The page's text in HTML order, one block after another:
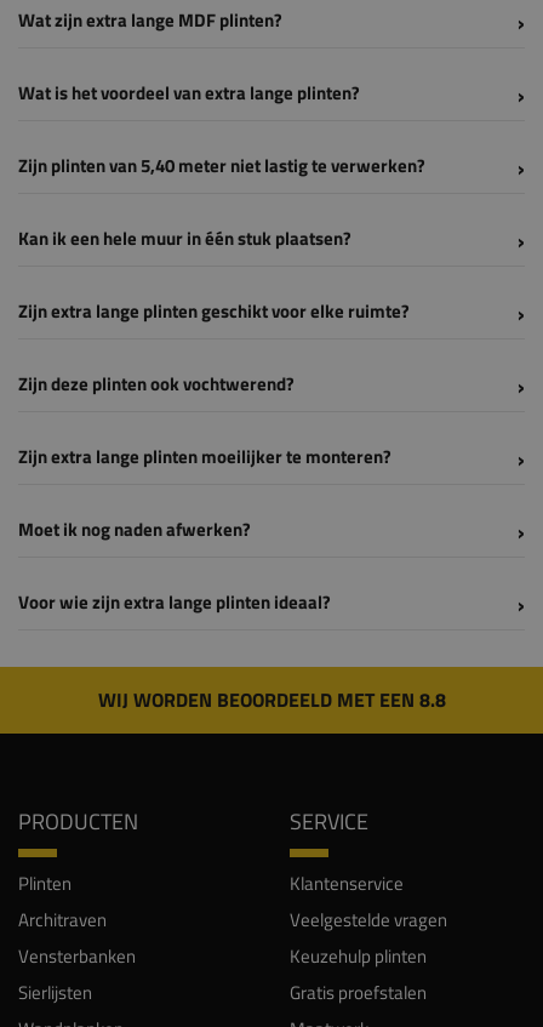
Wat zijn extra lange MDF plinten?
Wat is het voordeel van extra lange plinten?
Zijn plinten van 5,40 meter niet lastig te verwerken?
Kan ik een hele muur in één stuk plaatsen?
Zijn extra lange plinten geschikt voor elke ruimte?
Zijn deze plinten ook vochtwerend?
Zijn extra lange plinten moeilijker te monteren?
Moet ik nog naden afwerken?
Voor wie zijn extra lange plinten ideaal?
WIJ WORDEN BEOORDEELD MET EEN 8.8
PRODUCTEN
Plinten
Architraven
Vensterbanken
Sierlijsten
SERVICE
Klantenservice
Veelgestelde vragen
Keuzehulp plinten
Gratis proefstalen